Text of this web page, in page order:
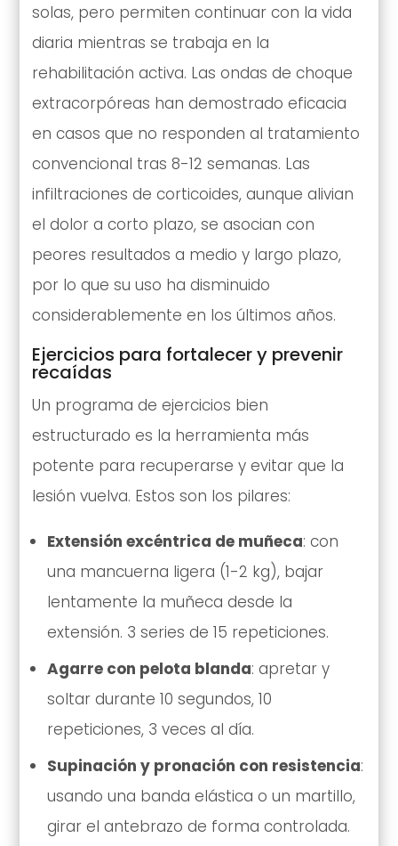
solas, pero permiten continuar con la vida
diaria mientras se trabaja en la
rehabilitación activa. Las ondas de choque
extracorpóreas han demostrado eficacia
en casos que no responden al tratamiento
convencional tras 8-12 semanas. Las
infiltraciones de corticoides, aunque alivian
el dolor a corto plazo, se asocian con
peores resultados a medio y largo plazo,
por lo que su uso ha disminuido
considerablemente en los últimos años.
Ejercicios para fortalecer y prevenir
recaídas
Un programa de ejercicios bien
estructurado es la herramienta más
potente para recuperarse y evitar que la
lesión vuelva. Estos son los pilares:
Extensión excéntrica de muñeca: con
una mancuerna ligera (1-2 kg), bajar
lentamente la muñeca desde la
extensión. 3 series de 15 repeticiones.
Agarre con pelota blanda: apretar y
soltar durante 10 segundos, 10
repeticiones, 3 veces al día.
Supinación y pronación con resistencia:
usando una banda elástica o un martillo,
girar el antebrazo de forma controlada.